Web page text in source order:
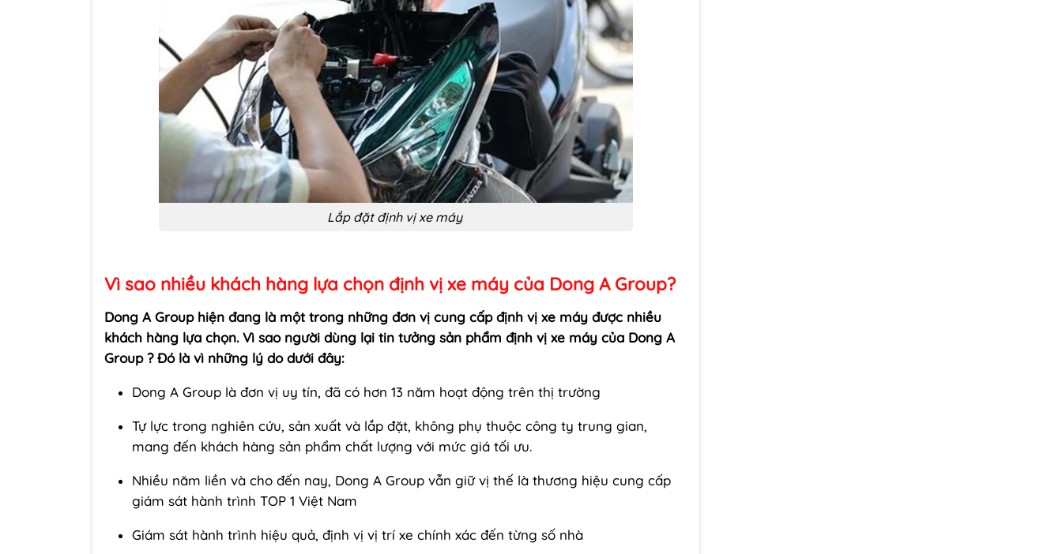
Lắp đặt định vị xe máy
Vì sao nhiều khách hàng lựa chọn định vị xe máy của Dong A Group?
Dong A Group hiện đang là một trong những đơn vị cung cấp định vị xe máy được nhiều
khách hàng lựa chọn. Vì sao người dùng lại tin tưởng sản phẩm định vị xe máy của Dong A
Group ? Đó là vì những lý do dưới đây:
Dong A Group là đơn vị uy tín, đã có hơn 13 năm hoạt động trên thị trường
Tự lực trong nghiên cứu, sản xuất và lắp đặt, không phụ thuộc công ty trung gian,
mang đến khách hàng sản phẩm chất lượng với mức giá tối ưu.
Nhiều năm liền và cho đến nay, Dong A Group vẫn giữ vị thế là thương hiệu cung cấp
giám sát hành trình TOP 1 Việt Nam
Giám sát hành trình hiệu quả, định vị vị trí xe chính xác đến từng số nhà